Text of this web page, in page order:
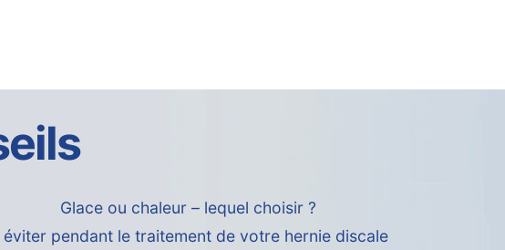
Glace ou chaleur – lequel choisir ?
éviter pendant le traitement de votre hernie discale